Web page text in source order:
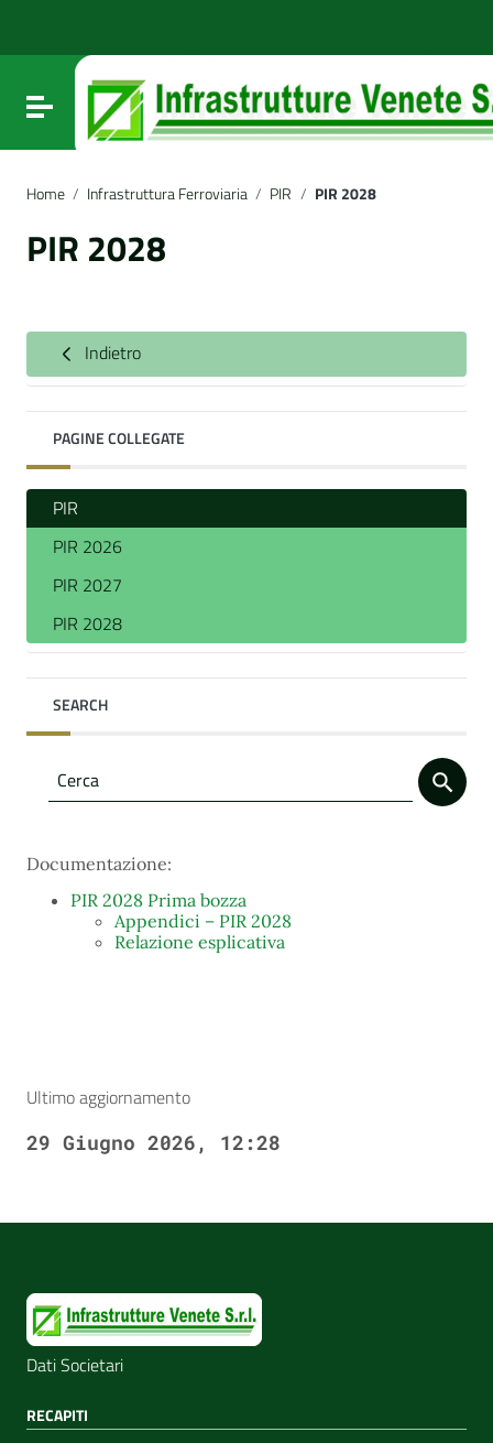
Vai al footer
Attiva / disattiva la navigazione
Home / Infrastruttura Ferroviaria / PIR / PIR 2028
PIR 2028
Indietro
PAGINE COLLEGATE
PIR
PIR 2026
PIR 2027
PIR 2028
SEARCH
Documentazione:
PIR 2028 Prima bozza
Appendici – PIR 2028
Relazione esplicativa
Ultimo aggiornamento
29 Giugno 2026, 12:28
Dati Societari
RECAPITI